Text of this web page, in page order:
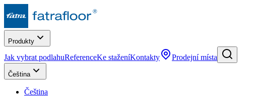
Produkty
Jak vybrat podlahuReferenceKe staženíKontakty Prodejní místa
Čeština
Čeština